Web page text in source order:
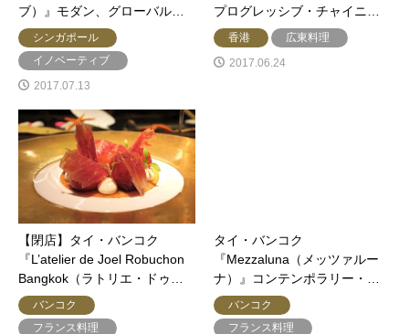
ブ）』モダン、グローバル…
シンガポール
イノベーティブ
2017.07.13
プログレッシブ・チャイニ…
香港
広東料理
2017.06.24
【閉店】タイ・バンコク
『L’atelier de Joel Robuchon
Bangkok（ラトリエ・ドゥ…
バンコク
フランス料理
タイ・バンコク
『Mezzaluna（メッツァルー
ナ）』コンテンポラリー・…
バンコク
フランス料理